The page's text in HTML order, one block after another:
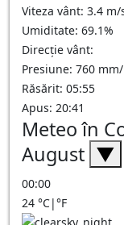
Viteza vânt: 3.4 m/
Umiditate: 69.1%
Direcție vânt:
Presiune: 760
Răsărit: 05:55
Apus: 20:41
Meteo în
August ▼
00:00
24 °C|°F